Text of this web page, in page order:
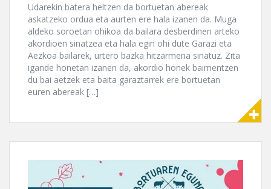
Udarekin batera heltzen da bortuetan abereak
askatzeko ordua eta aurten ere hala izanen da. Muga
aldeko soroetan ohikoa da bailara desberdinen arteko
akordioen sinatzea eta hala egin ohi dute Garazi eta
Aezkoa bailarek, urtero bazka hitzarmena sinatuz. Zita
igande honetan izanen da, akordio honek baimentzen
du bai aetzek eta baita garaztarrek ere bortuetan
euren abereak […]